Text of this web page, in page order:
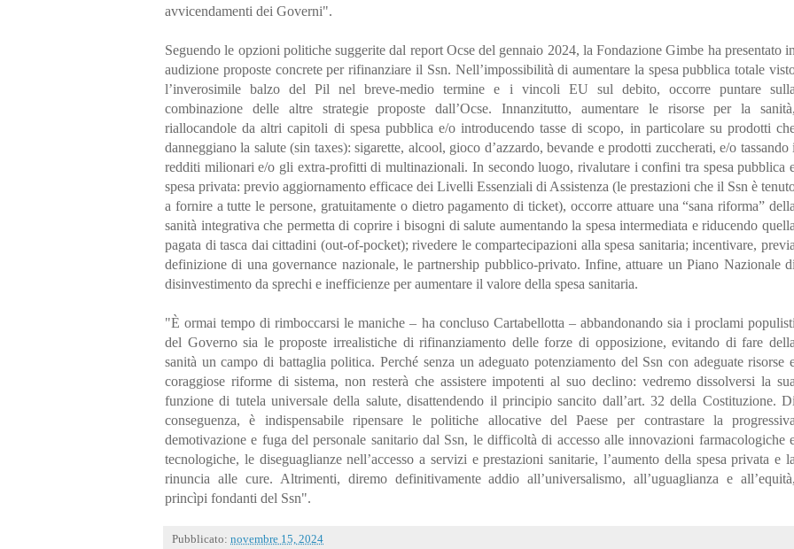
avvicendamenti dei Governi".
Seguendo le opzioni politiche suggerite dal report Ocse del gennaio 2024, la Fondazione Gimbe ha presentato in
audizione proposte concrete per rifinanziare il Ssn. Nell’impossibilità di aumentare la spesa pubblica totale
l’inverosimile balzo del Pil nel breve-medio termine e i vincoli EU sul debito, occorre puntare sulla
combinazione delle altre strategie proposte dall’Ocse. Innanzitutto, aumentare le risorse per la sanità,
riallocandole da altri capitoli di spesa pubblica e/o introducendo tasse di scopo, in particolare su prodotti
danneggiano la salute (sin taxes): sigarette, alcool, gioco d’azzardo, bevande e prodotti zuccherati, e/o tassando i
redditi milionari e/o gli extra-profitti di multinazionali. In secondo luogo, rivalutare i confini tra spesa pubblica
spesa privata: previo aggiornamento efficace dei Livelli Essenziali di Assistenza (le prestazioni che il Ssn è
a fornire a tutte le persone, gratuitamente o dietro pagamento di ticket), occorre attuare una “sana riforma” della
sanità integrativa che permetta di coprire i bisogni di salute aumentando la spesa intermediata e riducendo quella
pagata di tasca dai cittadini (out-of-pocket); rivedere le compartecipazioni alla spesa sanitaria; incentivare, previa
definizione di una governance nazionale, le partnership pubblico-privato. Infine, attuare un Piano Nazionale di
disinvestimento da sprechi e inefficienze per aumentare il valore della spesa sanitaria.
"È ormai tempo di rimboccarsi le maniche – ha concluso Cartabellotta – abbandonando sia i proclami populisti
del Governo sia le proposte irrealistiche di rifinanziamento delle forze di opposizione, evitando di fare della
sanità un campo di battaglia politica. Perché senza un adeguato potenziamento del Ssn con adeguate risorse
coraggiose riforme di sistema, non resterà che assistere impotenti al suo declino: vedremo dissolversi la sua
funzione di tutela universale della salute, disattendendo il principio sancito dall’art. 32 della Costituzione. Di
conseguenza, è indispensabile ripensare le politiche allocative del Paese per contrastare la progressiva
demotivazione e fuga del personale sanitario dal Ssn, le difficoltà di accesso alle innovazioni farmacologiche
tecnologiche, le diseguaglianze nell’accesso a servizi e prestazioni sanitarie, l’aumento della spesa privata e la
rinuncia alle cure. Altrimenti, diremo definitivamente addio all’universalismo, all’uguaglianza e all’equità,
princìpi fondanti del Ssn".
Pubblicato: novembre 15, 2024